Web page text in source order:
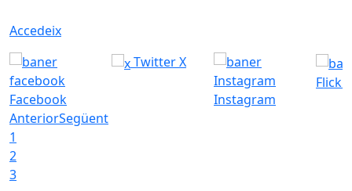
Accedeix
Facebook
Twitter X
Instagram
Flickr
AnteriorSegüent
1
2
3